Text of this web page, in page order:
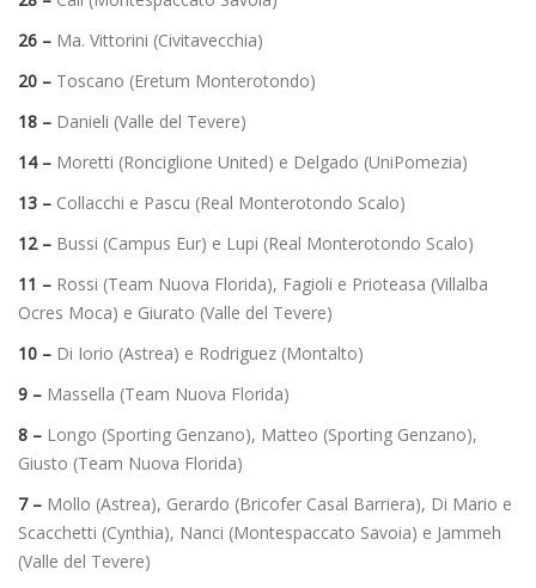
26 – Ma. Vittorini (Civitavecchia)
20 – Toscano (Eretum Monterotondo)
18 – Danieli (Valle del Tevere)
14 – Moretti (Ronciglione United) e Delgado (UniPomezia)
13 – Collacchi e Pascu (Real Monterotondo Scalo)
12 – Bussi (Campus Eur) e Lupi (Real Monterotondo Scalo)
11 – Rossi (Team Nuova Florida), Fagioli e Prioteasa (Villalba
Ocres Moca) e Giurato (Valle del Tevere)
10 – Di Iorio (Astrea) e Rodriguez (Montalto)
9 – Massella (Team Nuova Florida)
8 – Longo (Sporting Genzano), Matteo (Sporting Genzano),
Giusto (Team Nuova Florida)
7 – Mollo (Astrea), Gerardo (Bricofer Casal Barriera), Di Mario e
Scacchetti (Cynthia), Nanci (Montespaccato Savoia) e Jammeh
(Valle del Tevere)